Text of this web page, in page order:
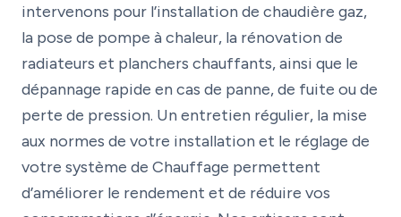
intervenons pour l’installation de chaudière gaz,
la pose de pompe à chaleur, la rénovation de
radiateurs et planchers chauffants, ainsi que le
dépannage rapide en cas de panne, de fuite ou de
perte de pression. Un entretien régulier, la mise
aux normes de votre installation et le réglage de
votre système de Chauffage permettent
d’améliorer le rendement et de réduire vos